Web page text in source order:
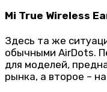
Mi True Wireless
Здесь та же
обычными AirDots.
для моделей,
рынка, а второе –